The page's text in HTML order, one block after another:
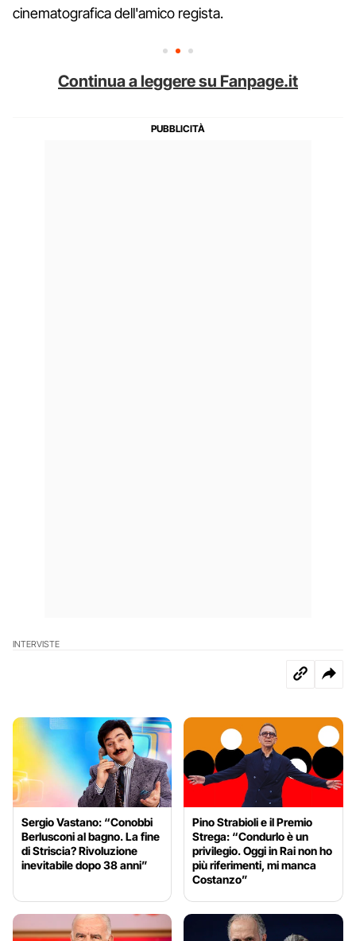
cinematografica dell'amico regista.
Continua a leggere su Fanpage.it
INTERVISTE
Sergio Vastano: “Conobbi
Berlusconi al bagno. La fine
di Striscia? Rivoluzione
inevitabile dopo 38 anni”
Pino Strabioli e il Premio
Strega: “Condurlo è un
privilegio. Oggi in Rai non ho
più riferimenti, mi manca
Costanzo”